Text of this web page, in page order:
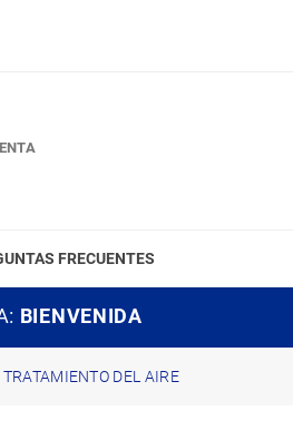
FRECUENTES
BIENVENIDA
TRATAMIENTO DEL AIRE